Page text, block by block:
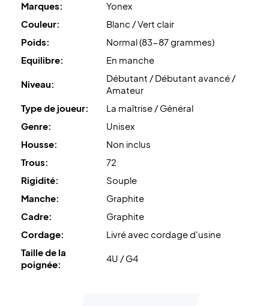
Marques:
Yonex
Couleur:
Blanc / Vert clair
Poids:
Normal (83-87 grammes)
Equilibre:
En manche
Niveau:
Débutant / Débutant avancé /
Amateur
Type de joueur:
La maîtrise / Général
Genre:
Unisex
Housse:
Non inclus
Trous:
72
Rigidité:
Souple
Manche:
Graphite
Cadre:
Graphite
Cordage:
Livré avec cordage d'usine
Taille de la
poignée:
4U / G4